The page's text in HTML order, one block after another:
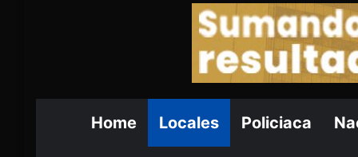
Home Locales Policiaca